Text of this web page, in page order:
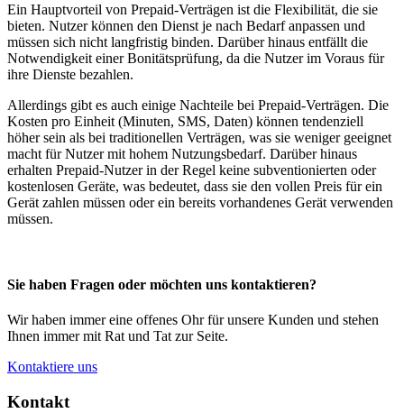
Ein Hauptvorteil von Prepaid-Verträgen ist die Flexibilität, die sie
bieten. Nutzer können den Dienst je nach Bedarf anpassen und
müssen sich nicht langfristig binden. Darüber hinaus entfällt die
Notwendigkeit einer Bonitätsprüfung, da die Nutzer im Voraus für
ihre Dienste bezahlen.
Allerdings gibt es auch einige Nachteile bei Prepaid-Verträgen. Die
Kosten pro Einheit (Minuten, SMS, Daten) können tendenziell
höher sein als bei traditionellen Verträgen, was sie weniger geeignet
macht für Nutzer mit hohem Nutzungsbedarf. Darüber hinaus
erhalten Prepaid-Nutzer in der Regel keine subventionierten oder
kostenlosen Geräte, was bedeutet, dass sie den vollen Preis für ein
Gerät zahlen müssen oder ein bereits vorhandenes Gerät verwenden
müssen.
Sie haben Fragen oder möchten uns kontaktieren?
Wir haben immer eine offenes Ohr für unsere Kunden und stehen
Ihnen immer mit Rat und Tat zur Seite.
Kontaktiere uns
Kontakt